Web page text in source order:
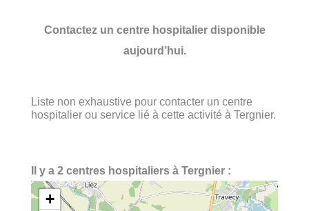
Contactez un centre hospitalier disponible
aujourd’hui.
Liste non exhaustive pour contacter un centre
hospitalier ou service lié à cette activité à Tergnier.
Il y a 2 centres hospitaliers à Tergnier :
+